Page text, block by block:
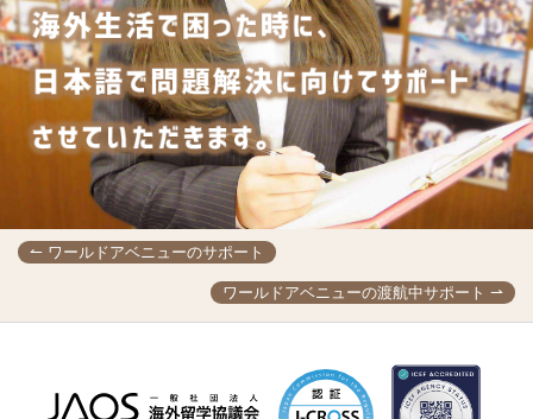
↼ ワールドアベニューのサポート
ワールドアベニューの渡航中サポート ⇀